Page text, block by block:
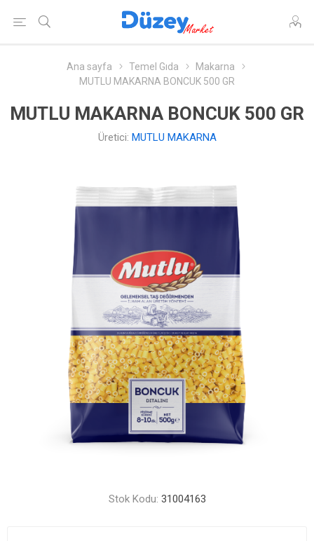
Ana sayfa Temel Gıda
Makarna
MUTLU MAKARNA BONCUK 500 GR
MUTLU MAKARNA BONCUK 500 GR
Üretici: MUTLU MAKARNA
Stok Kodu: 31004163